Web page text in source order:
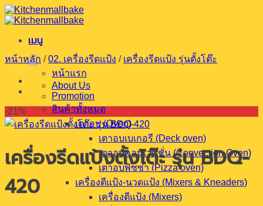
ข้าม
ไป
เนื้อหา
เมนู
หน้าแรก
About Us
Promotion
สินค้าทั้งหมด
เตาอบ (Oven)
เตาอบเบเกอรี (Deck oven)
เตาอบคอนเวคชั่น (Convection Oven)
เตาอบพิซซ่า (Pizza oven)
เครื่องตีแป้ง-นวดแป้ง (Mixers & Kneaders)
เครื่องตีแป้ง (Mixers)
หน้าหลัก / 02. เครื่องรีดแป้ง / เครื่องรีดแป้ง รุ่นตั้งโต๊ะ
-21%
เครื่องรีดแป้งตั้งโต๊ะ รุ่น BDQ-
420